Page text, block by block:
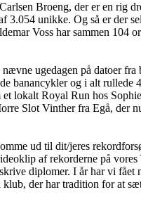
Broeng, der er en rig
unikke. Og så er der
Voss har sammen 104
ugedagen på datoer
banancykler og i alt rullede
lokalt Royal Run hos
Slot Vinther fra Egå, der
ud til dit/jeres
af rekorderne på
diplomer. I år har vi fået
der har tradition for at